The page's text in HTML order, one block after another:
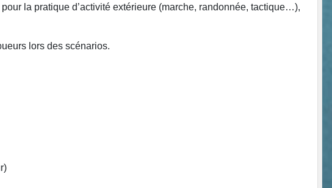
la pratique d’activité extérieure (marche, randonnée, tactique…),
lors des scénarios.